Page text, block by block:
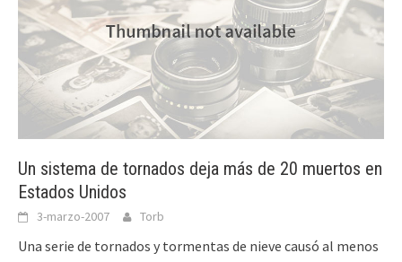
Un sistema de tornados deja más de 20 muertos en
Estados Unidos
3-marzo-2007 Torb
Una serie de tornados y tormentas de nieve causó al menos